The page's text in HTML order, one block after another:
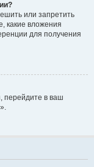
или запретить
какие вложения
для получения
перейдите в ваш